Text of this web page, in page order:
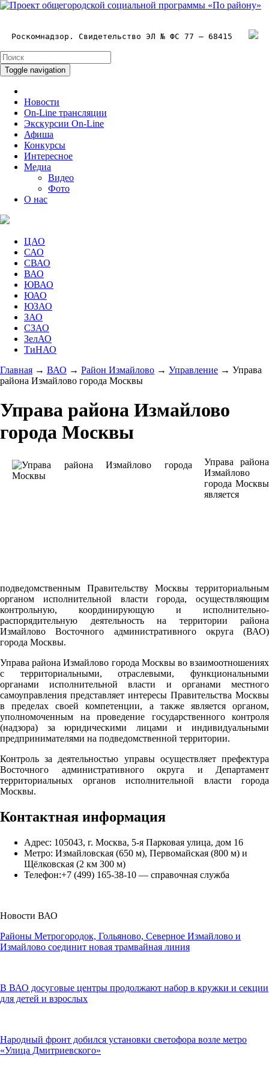
Роскомнадзор. Свидетельство ЭЛ № ФС 77 – 68415
Toggle navigation
Новости
On-Line трансляции
Экскурсии On-Line
Афиша
Конкурсы
Интересное
Медиа
Видео
Фото
О нас
ЦАО
САО
СВАО
ВАО
ЮВАО
ЮАО
ЮЗАО
ЗАО
СЗАО
ЗелАО
ТиНАО
Главная → ВАО → Район Измайлово → Управление → Управа
района Измайлово города Москвы
Управа района Измайлово
города Москвы
Управа района
Измайлово
города Москвы
является
подведомственным Правительству Москвы территориальным
органом исполнительной власти города, осуществляющим
контрольную, координирующую и исполнительно-
распорядительную деятельность на территории района
Измайлово Восточного административного округа (ВАО)
города Москвы.
Управа района Измайлово города Москвы во взаимоотношениях
с территориальными, отраслевыми, функциональными
органами исполнительной власти и органами местного
самоуправления представляет интересы Правительства Москвы
в пределах своей компетенции, а также является органом,
уполномоченным на проведение государственного контроля
(надзора) за юридическими лицами и индивидуальными
предпринимателями на подведомственной территории.
Контроль за деятельностью управы осуществляет префектура
Восточного административного округа и Департамент
территориальных органов исполнительной власти города
Москвы.
Контактная информация
Адрес: 105043, г. Москва, 5-я Парковая улица, дом 16
Метро: Измайловская (650 м), Первомайская (800 м) и
Щёлковская (2 км 300 м)
Телефон:+7 (499) 165-38-10 — справочная служба
Новости ВАО
Районы Метрогородок, Гольяново, Северное Измайлово и
Измайлово соединит новая трамвайная линия
В ВАО досуговые центры продолжают набор в кружки и секции
для детей и взрослых
Народный фронт добился установки светофора возле метро
«Улица Дмитриевского»